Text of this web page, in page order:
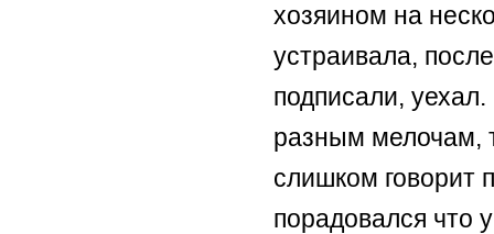
хозяином на
устраивала,
подписали,
разным мелочам,
слишком говорит
порадовался что